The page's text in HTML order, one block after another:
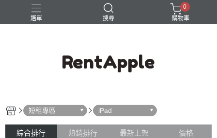
選單 搜尋
0
購物車
RentApple
短租專區 iPad
綜合排行 熱銷排行 最新上架 價格